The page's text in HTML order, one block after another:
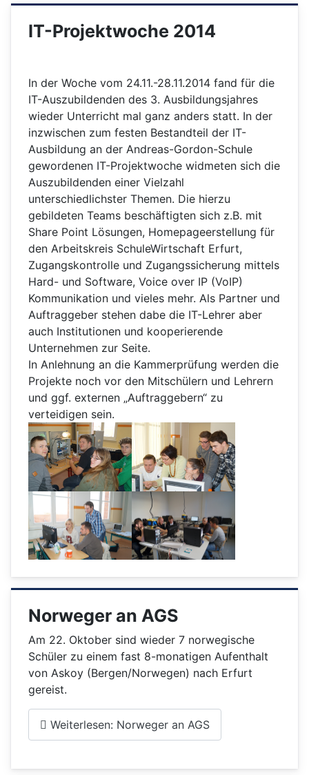
IT-Projektwoche 2014
In der Woche vom 24.11.-28.11.2014 fand für die
IT-Auszubildenden des 3. Ausbildungsjahres
wieder Unterricht mal ganz anders statt. In der
inzwischen zum festen Bestandteil der IT-
Ausbildung an der Andreas-Gordon-Schule
gewordenen IT-Projektwoche widmeten sich die
Auszubildenden einer Vielzahl
unterschiedlichster Themen. Die hierzu
gebildeten Teams beschäftigten sich z.B. mit
Share Point Lösungen, Homepageerstellung für
den Arbeitskreis SchuleWirtschaft Erfurt,
Zugangskontrolle und Zugangssicherung mittels
Hard- und Software, Voice over IP (VoIP)
Kommunikation und vieles mehr. Als Partner und
Auftraggeber stehen dabe die IT-Lehrer aber
auch Institutionen und kooperierende
Unternehmen zur Seite.
In Anlehnung an die Kammerprüfung werden die
Projekte noch vor den Mitschülern und Lehrern
und ggf. externen „Auftraggebern“ zu
verteidigen sein.
Norweger an AGS
Am 22. Oktober sind wieder 7 norwegische
Schüler zu einem fast 8-monatigen Aufenthalt
von Askoy (Bergen/Norwegen) nach Erfurt
gereist.
Weiterlesen: Norweger an AGS